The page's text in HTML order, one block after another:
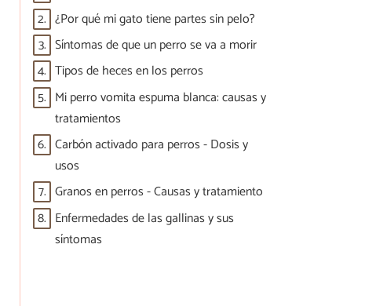
2. ¿Por qué mi gato tiene partes sin pelo?
3. Síntomas de que un perro se va a morir
4. Tipos de heces en los perros
5. Mi perro vomita espuma blanca: causas y
tratamientos
6. Carbón activado para perros - Dosis y
usos
7. Granos en perros - Causas y tratamiento
8. Enfermedades de las gallinas y sus
síntomas